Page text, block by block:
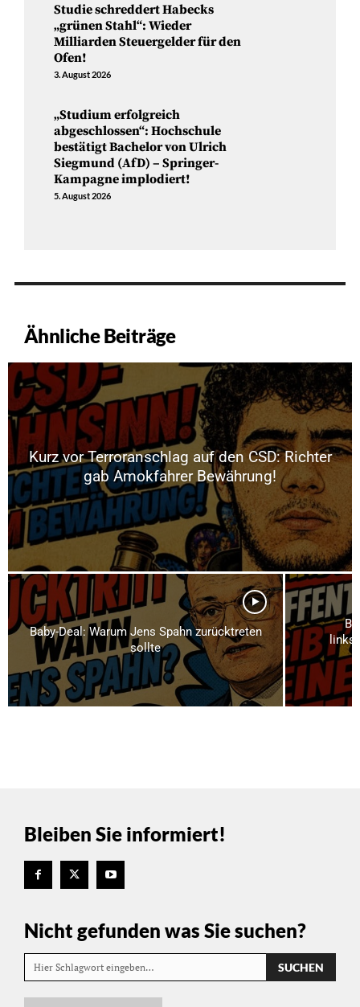
Studie schreddert Habecks
„grünen Stahl“: Wieder
Milliarden Steuergelder für den
Ofen!
3. August 2026
„Studium erfolgreich
abgeschlossen“: Hochschule
bestätigt Bachelor von Ulrich
Siegmund (AfD) – Springer-
Kampagne implodiert!
5. August 2026
Ähnliche Beiträge
Kurz vor Terroranschlag auf den CSD: Richter
gab Amokfahrer Bewährung!
Baby-Deal: Warum Jens Spahn zurücktreten
sollte
Bleiben Sie informiert!
Nicht gefunden was Sie suchen?
Hier Schlagwort eingeben… SUCHEN